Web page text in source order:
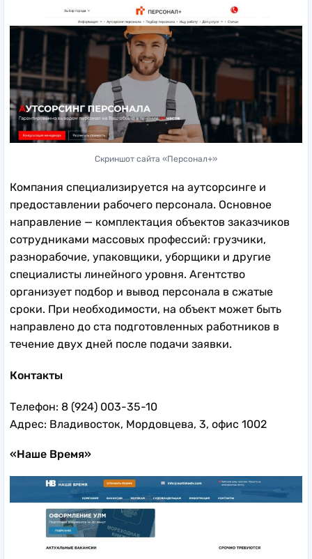
Скриншот сайта «Персонал+»
Компания специализируется на аутсорсинге и
предоставлении рабочего персонала. Основное
направление — комплектация объектов заказчиков
сотрудниками массовых профессий: грузчики,
разнорабочие, упаковщики, уборщики и другие
специалисты линейного уровня. Агентство
организует подбор и вывод персонала в сжатые
сроки. При необходимости, на объект может быть
направлено до ста подготовленных работников в
течение двух дней после подачи заявки.
Контакты
Телефон: 8 (924) 003-35-10
Адрес: Владивосток, Мордовцева, 3, офис 1002
«Наше Время»